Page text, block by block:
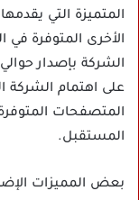
المتميزة التي
الأخرى المتوفرة في
على اهتمام الشركة
المتصفحات
المستقبل.